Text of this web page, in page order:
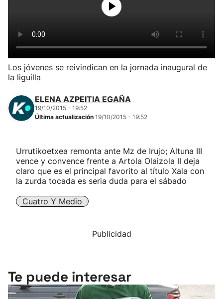
Kirolak 360
Atletismo
Más deportes
Los jóvenes se reivindican en la jornada inaugural de
la liguilla
ELENA AZPEITIA EGAÑA
19/10/2015 - 19:52
Última actualización 19/10/2015 - 19:52
Urrutikoetxea remonta ante Mz de Irujo; Altuna III
vence y convence frente a Artola Olaizola II deja
claro que es el principal favorito al título Xala con
la zurda tocada es seria duda para el sábado
Cuatro Y Medio
Publicidad
Te puede interesar